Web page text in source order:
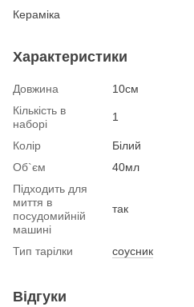
Кераміка
Характеристики
Довжина
10см
Кількість в
наборі
1
Колір
Білий
Об`єм
40мл
Підходить для
миття в
посудомийній
машині
так
Тип тарілки соусник
Відгуки